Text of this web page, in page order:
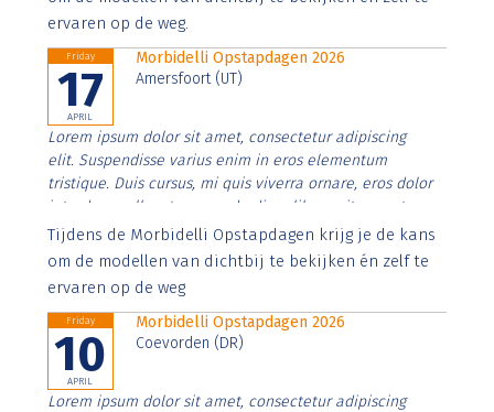
ervaren op de weg.
Friday
17
APRIL
Morbidelli Opstapdagen 2026
Amersfoort (UT)
Lorem ipsum dolor sit amet, consectetur adipiscing
elit. Suspendisse varius enim in eros elementum
tristique. Duis cursus, mi quis viverra ornare, eros dolor
interdum nulla, ut commodo diam libero vitae erat.
Aenean faucibus nibh et justo cursus id rutrum lorem
imperdiet. Nunc ut sem vitae risus tristique posuere.
Tijdens de Morbidelli Opstapdagen krijg je de kans
om de modellen van dichtbij te bekijken én zelf te
ervaren op de weg
Friday
10
APRIL
Morbidelli Opstapdagen 2026
Coevorden (DR)
Lorem ipsum dolor sit amet, consectetur adipiscing